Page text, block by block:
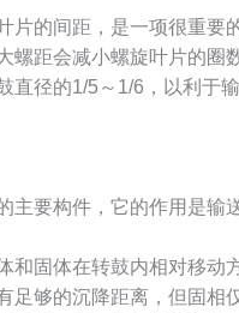
片的间距，是一项很重要
螺距会减小螺旋叶片的圈
直径的1/5～1/6，以利于
主要构件，它的作用是输
和固体在转鼓内相对移动
足够的沉降距离，但固